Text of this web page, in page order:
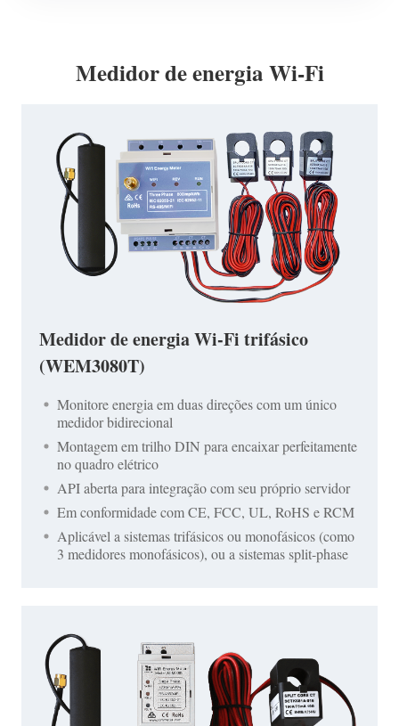
Medidor de energia Wi-Fi
Medidor de energia Wi-Fi trifásico
(WEM3080T)
Monitore energia em duas direções com um único
medidor bidirecional
Montagem em trilho DIN para encaixar perfeitamente
no quadro elétrico
API aberta para integração com seu próprio servidor
Em conformidade com CE, FCC, UL, RoHS e RCM
Aplicável a sistemas trifásicos ou monofásicos (como
3 medidores monofásicos), ou a sistemas split-phase